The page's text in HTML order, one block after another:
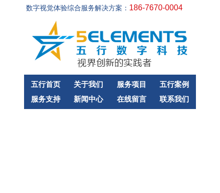
数字视觉体验综合服务解决方案： 186-7670-0004
五行首页 关于我们 服务项目
五行案例
服务支持
新闻中心 在线留言 联系我们